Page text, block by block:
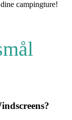
campingture!